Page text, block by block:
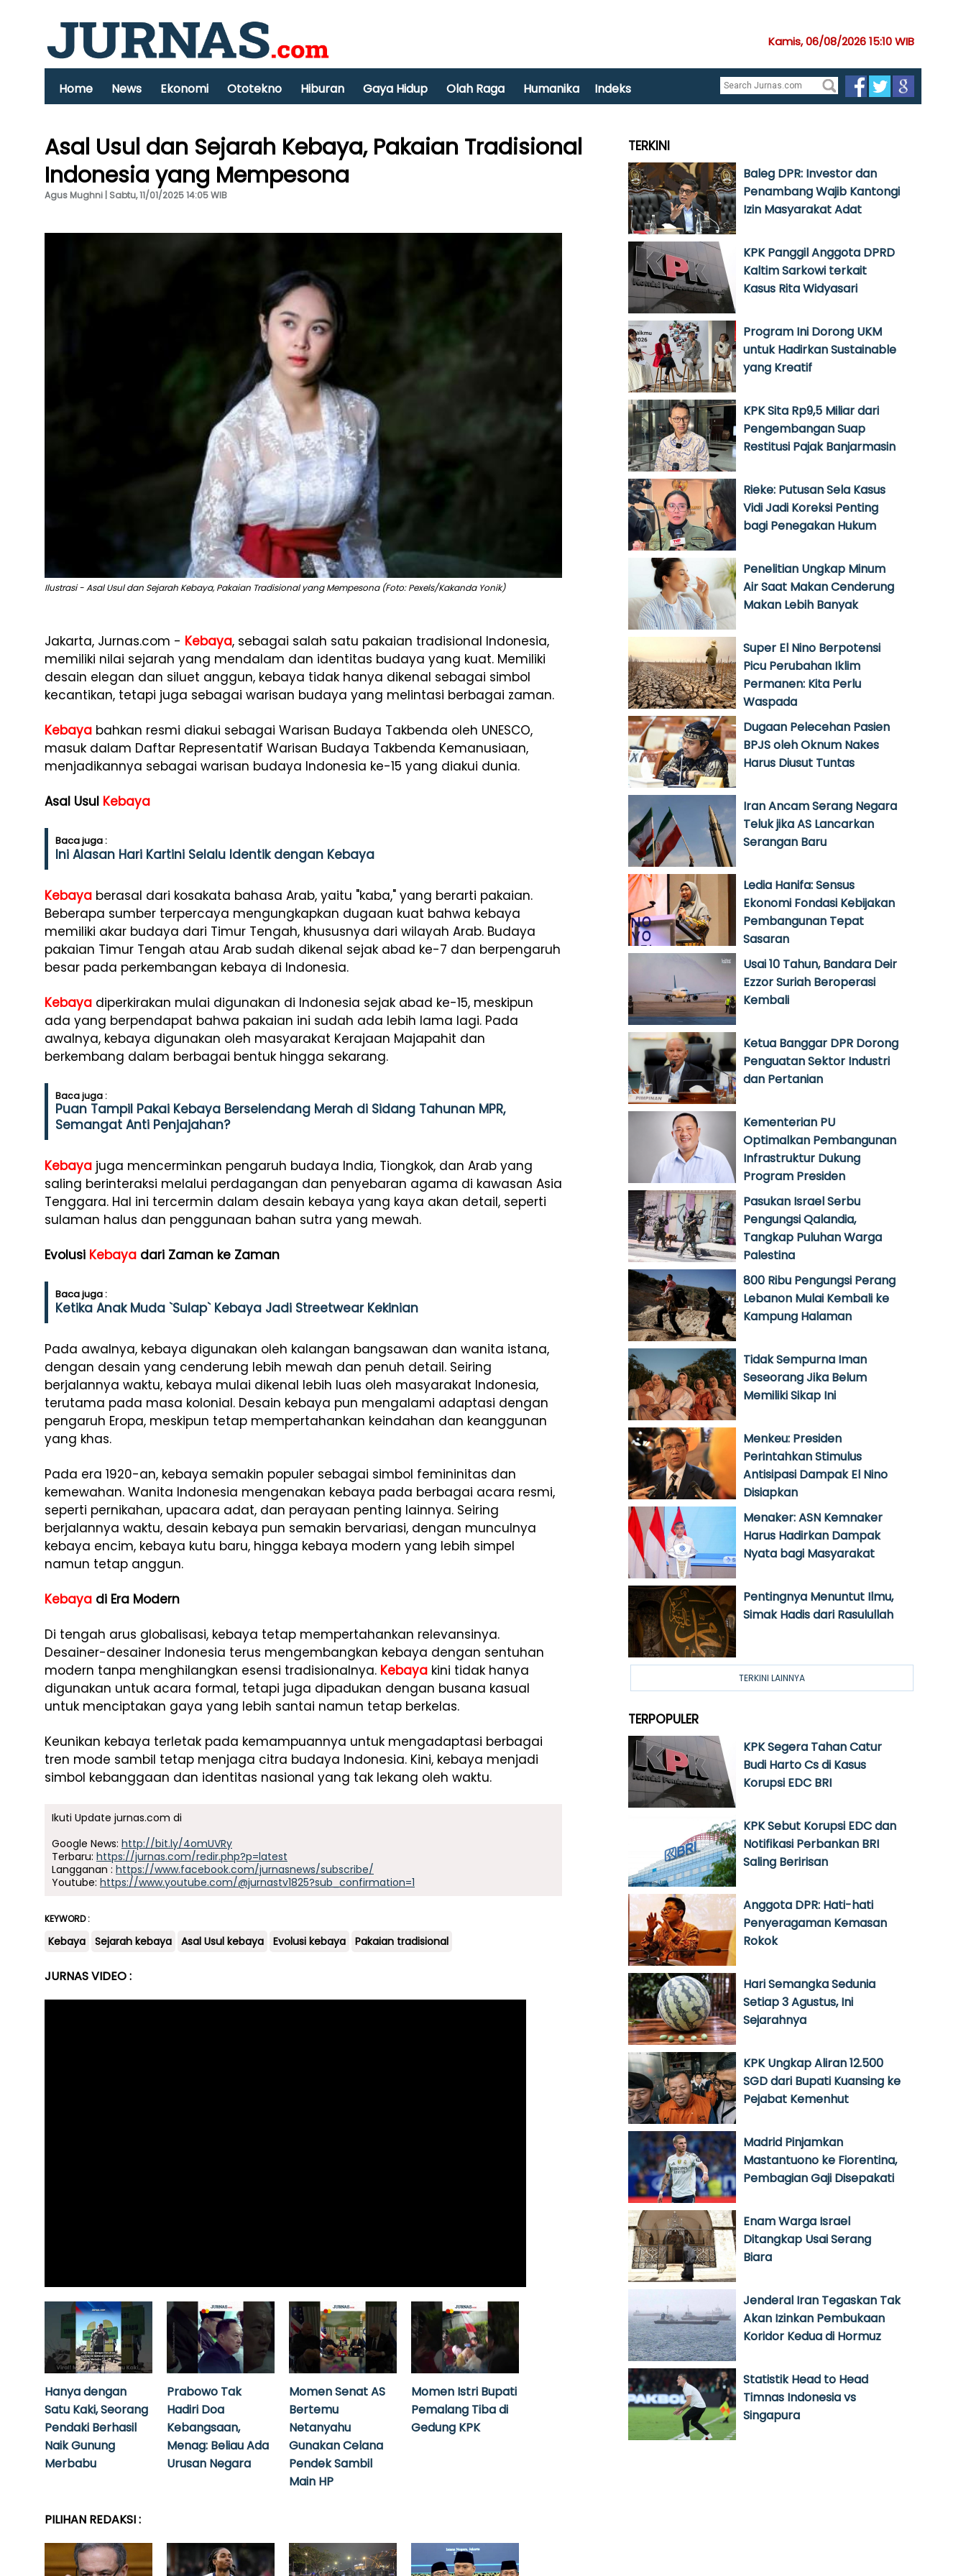
Kamis, 06/08/2026 15:10 WIB
Home News Ekonomi Ototekno Hiburan Gaya Hidup Olah Raga Humanika Indeks
Asal Usul dan Sejarah Kebaya, Pakaian Tradisional
Indonesia yang Mempesona
Agus Mughni | Sabtu, 11/01/2025 14:05 WIB
Ilustrasi - Asal Usul dan Sejarah Kebaya, Pakaian Tradisional yang Mempesona (Foto: Pexels/Kakanda Yonik)
Jakarta, Jurnas.com - Kebaya, sebagai salah satu pakaian tradisional Indonesia,
memiliki nilai sejarah yang mendalam dan identitas budaya yang kuat. Memiliki
desain elegan dan siluet anggun, kebaya tidak hanya dikenal sebagai simbol
kecantikan, tetapi juga sebagai warisan budaya yang melintasi berbagai zaman.
Kebaya bahkan resmi diakui sebagai Warisan Budaya Takbenda oleh UNESCO,
masuk dalam Daftar Representatif Warisan Budaya Takbenda Kemanusiaan,
menjadikannya sebagai warisan budaya Indonesia ke-15 yang diakui dunia.
Asal Usul Kebaya
Baca juga :
Ini Alasan Hari Kartini Selalu Identik dengan Kebaya
Kebaya berasal dari kosakata bahasa Arab, yaitu "kaba," yang berarti pakaian.
Beberapa sumber terpercaya mengungkapkan dugaan kuat bahwa kebaya
memiliki akar budaya dari Timur Tengah, khususnya dari wilayah Arab. Budaya
pakaian Timur Tengah atau Arab sudah dikenal sejak abad ke-7 dan berpengaruh
besar pada perkembangan kebaya di Indonesia.
Kebaya diperkirakan mulai digunakan di Indonesia sejak abad ke-15, meskipun
ada yang berpendapat bahwa pakaian ini sudah ada lebih lama lagi. Pada
awalnya, kebaya digunakan oleh masyarakat Kerajaan Majapahit dan
berkembang dalam berbagai bentuk hingga sekarang.
Baca juga :
Puan Tampil Pakai Kebaya Berselendang Merah di Sidang Tahunan MPR,
Semangat Anti Penjajahan?
Kebaya juga mencerminkan pengaruh budaya India, Tiongkok, dan Arab yang
saling berinteraksi melalui perdagangan dan penyebaran agama di kawasan Asia
Tenggara. Hal ini tercermin dalam desain kebaya yang kaya akan detail, seperti
sulaman halus dan penggunaan bahan sutra yang mewah.
Evolusi Kebaya dari Zaman ke Zaman
Baca juga :
Ketika Anak Muda `Sulap` Kebaya Jadi Streetwear Kekinian
Pada awalnya, kebaya digunakan oleh kalangan bangsawan dan wanita istana,
dengan desain yang cenderung lebih mewah dan penuh detail. Seiring
berjalannya waktu, kebaya mulai dikenal lebih luas oleh masyarakat Indonesia,
terutama pada masa kolonial. Desain kebaya pun mengalami adaptasi dengan
pengaruh Eropa, meskipun tetap mempertahankan keindahan dan keanggunan
yang khas.
Pada era 1920-an, kebaya semakin populer sebagai simbol femininitas dan
kemewahan. Wanita Indonesia mengenakan kebaya pada berbagai acara resmi,
seperti pernikahan, upacara adat, dan perayaan penting lainnya. Seiring
berjalannya waktu, desain kebaya pun semakin bervariasi, dengan munculnya
kebaya encim, kebaya kutu baru, hingga kebaya modern yang lebih simpel
namun tetap anggun.
Kebaya di Era Modern
Di tengah arus globalisasi, kebaya tetap mempertahankan relevansinya.
Desainer-desainer Indonesia terus mengembangkan kebaya dengan sentuhan
modern tanpa menghilangkan esensi tradisionalnya. Kebaya kini tidak hanya
digunakan untuk acara formal, tetapi juga dipadukan dengan busana kasual
untuk menciptakan gaya yang lebih santai namun tetap berkelas.
Keunikan kebaya terletak pada kemampuannya untuk mengadaptasi berbagai
tren mode sambil tetap menjaga citra budaya Indonesia. Kini, kebaya menjadi
simbol kebanggaan dan identitas nasional yang tak lekang oleh waktu.
Ikuti Update jurnas.com di
Google News: http://bit.ly/4omUVRy
Terbaru: https://jurnas.com/redir.php?p=latest
Langganan : https://www.facebook.com/jurnasnews/subscribe/
Youtube: https://www.youtube.com/@jurnastv1825?sub_confirmation=1
KEYWORD :
Kebaya Sejarah kebaya Asal Usul kebaya Evolusi kebaya Pakaian tradisional
JURNAS VIDEO :
Hanya dengan
Satu Kaki, Seorang
Pendaki Berhasil
Naik Gunung
Merbabu
Prabowo Tak
Hadiri Doa
Kebangsaan,
Menag: Beliau Ada
Urusan Negara
Momen Senat AS
Bertemu
Netanyahu
Gunakan Celana
Pendek Sambil
Main HP
Momen Istri Bupati
Pemalang Tiba di
Gedung KPK
PILIHAN REDAKSI :
TERKINI
Baleg DPR: Investor dan
Penambang Wajib Kantongi
Izin Masyarakat Adat
KPK Panggil Anggota DPRD
Kaltim Sarkowi terkait
Kasus Rita Widyasari
Program Ini Dorong UKM
untuk Hadirkan Sustainable
yang Kreatif
KPK Sita Rp9,5 Miliar dari
Pengembangan Suap
Restitusi Pajak Banjarmasin
Rieke: Putusan Sela Kasus
Vidi Jadi Koreksi Penting
bagi Penegakan Hukum
Penelitian Ungkap Minum
Air Saat Makan Cenderung
Makan Lebih Banyak
Super El Nino Berpotensi
Picu Perubahan Iklim
Permanen: Kita Perlu
Waspada
Dugaan Pelecehan Pasien
BPJS oleh Oknum Nakes
Harus Diusut Tuntas
Iran Ancam Serang Negara
Teluk jika AS Lancarkan
Serangan Baru
Ledia Hanifa: Sensus
Ekonomi Fondasi Kebijakan
Pembangunan Tepat
Sasaran
Usai 10 Tahun, Bandara Deir
Ezzor Suriah Beroperasi
Kembali
Ketua Banggar DPR Dorong
Penguatan Sektor Industri
dan Pertanian
Kementerian PU
Optimalkan Pembangunan
Infrastruktur Dukung
Program Presiden
Pasukan Israel Serbu
Pengungsi Qalandia,
Tangkap Puluhan Warga
Palestina
800 Ribu Pengungsi Perang
Lebanon Mulai Kembali ke
Kampung Halaman
Tidak Sempurna Iman
Seseorang Jika Belum
Memiliki Sikap Ini
Menkeu: Presiden
Perintahkan Stimulus
Antisipasi Dampak El Nino
Disiapkan
Menaker: ASN Kemnaker
Harus Hadirkan Dampak
Nyata bagi Masyarakat
Pentingnya Menuntut Ilmu,
Simak Hadis dari Rasulullah
TERKINI LAINNYA
TERPOPULER
KPK Segera Tahan Catur
Budi Harto Cs di Kasus
Korupsi EDC BRI
KPK Sebut Korupsi EDC dan
Notifikasi Perbankan BRI
Saling Beririsan
Anggota DPR: Hati-hati
Penyeragaman Kemasan
Rokok
Hari Semangka Sedunia
Setiap 3 Agustus, Ini
Sejarahnya
KPK Ungkap Aliran 12.500
SGD dari Bupati Kuansing ke
Pejabat Kemenhut
Madrid Pinjamkan
Mastantuono ke Fiorentina,
Pembagian Gaji Disepakati
Enam Warga Israel
Ditangkap Usai Serang
Biara
Jenderal Iran Tegaskan Tak
Akan Izinkan Pembukaan
Koridor Kedua di Hormuz
Statistik Head to Head
Timnas Indonesia vs
Singapura